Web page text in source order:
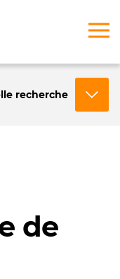
recherche
de